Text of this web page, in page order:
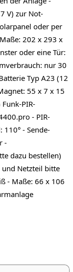
V) zur Not-
oder per
202 x 293 x
oder eine Tür:
nur 30
Typ A23 (12
55 x 7 x 15
PIR-
- PIR-
110° - Sende-
-
dazu bestellen)
und Netzteil bitte
- Maße: 66 x 106